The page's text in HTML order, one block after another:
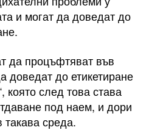
и могат да доведат до
да процъфтяват във
доведат до етикетиране
която след това става
под наем, и дори
среда.